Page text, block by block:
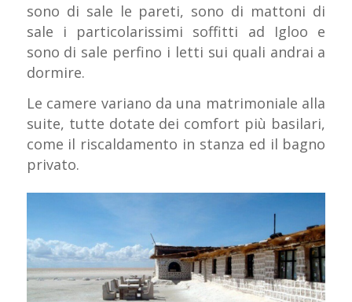
sono di sale le pareti, sono di mattoni di
sale i particolarissimi soffitti ad Igloo e
sono di sale perfino i letti sui quali andrai a
dormire.
Le camere variano da una matrimoniale alla
suite, tutte dotate dei comfort più basilari,
come il riscaldamento in stanza ed il bagno
privato.